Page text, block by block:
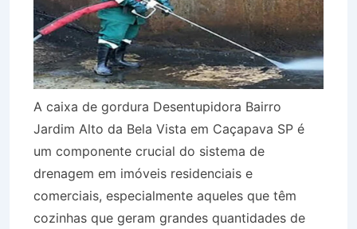
A caixa de gordura Desentupidora Bairro
Jardim Alto da Bela Vista em Caçapava SP é
um componente crucial do sistema de
drenagem em imóveis residenciais e
comerciais, especialmente aqueles que têm
cozinhas que geram grandes quantidades de